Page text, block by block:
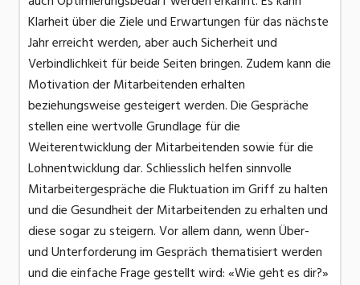
Klarheit über die Ziele und Erwartungen für das nächste
Jahr erreicht werden, aber auch Sicherheit und
Verbindlichkeit für beide Seiten bringen. Zudem kann die
Motivation der Mitarbeitenden erhalten
beziehungsweise gesteigert werden. Die Gespräche
stellen eine wertvolle Grundlage für die
Weiterentwicklung der Mitarbeitenden sowie für die
Lohnentwicklung dar. Schliesslich helfen sinnvolle
Mitarbeitergespräche die Fluktuation im Griff zu halten
und die Gesundheit der Mitarbeitenden zu erhalten und
diese sogar zu steigern. Vor allem dann, wenn Über-
und Unterforderung im Gespräch thematisiert werden
und die einfache Frage gestellt wird: «Wie geht es dir?»